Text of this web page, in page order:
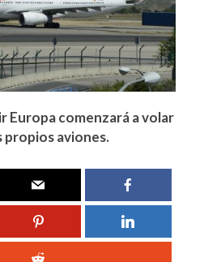
Europa comenzará a volar
propios aviones.